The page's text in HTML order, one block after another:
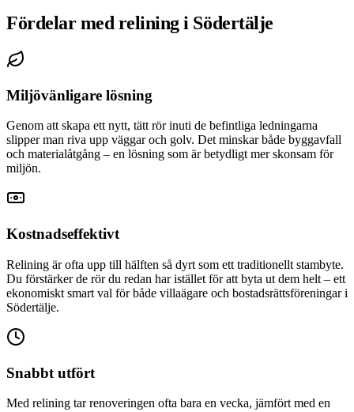
Fördelar med relining i Södertälje
Miljövänligare lösning
Genom att skapa ett nytt, tätt rör inuti de befintliga ledningarna
slipper man riva upp väggar och golv. Det minskar både byggavfall
och materialåtgång – en lösning som är betydligt mer skonsam för
miljön.
Kostnadseffektivt
Relining är ofta upp till hälften så dyrt som ett traditionellt stambyte.
Du förstärker de rör du redan har istället för att byta ut dem helt – ett
ekonomiskt smart val för både villaägare och bostadsrättsföreningar i
Södertälje.
Snabbt utfört
Med relining tar renoveringen ofta bara en vecka, jämfört med en